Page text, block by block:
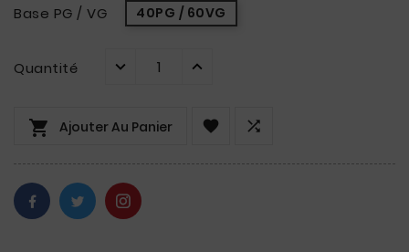
Base PG / VG 40PG / 60VG
Quantité
 Ajouter Au Panier  